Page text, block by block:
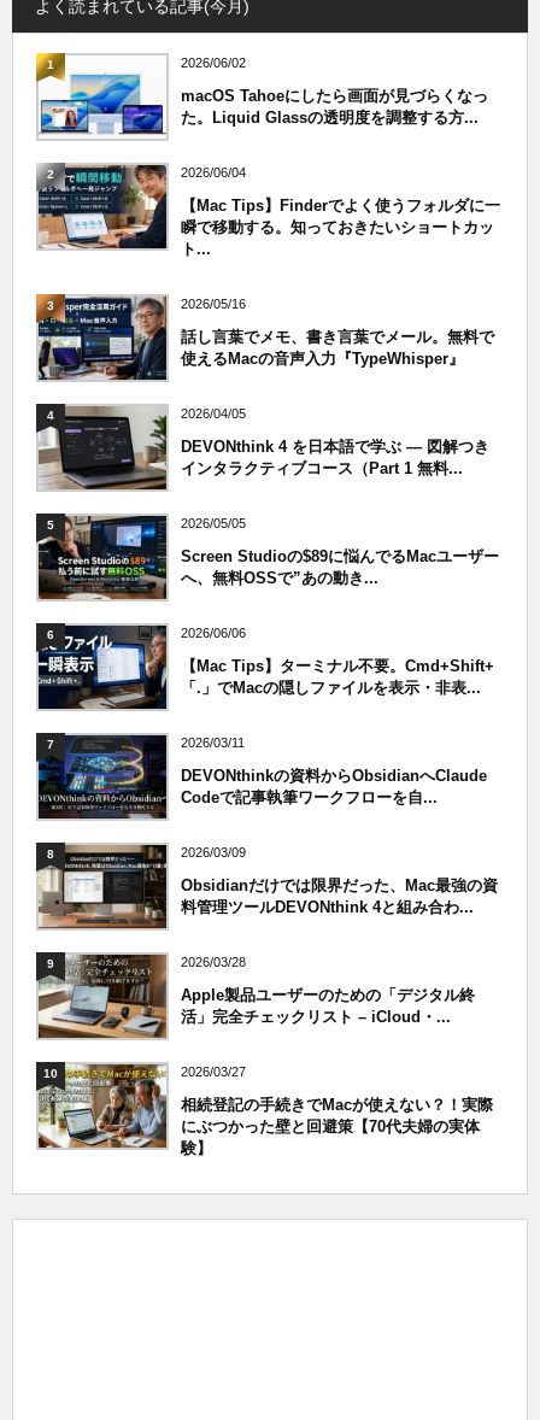
よく読まれている記事(今月)
1 2026/06/02
macOS Tahoeにしたら画面が見づらくなっ
た。Liquid Glassの透明度を調整する方...
2 2026/06/04
【Mac Tips】Finderでよく使うフォルダに一
瞬で移動する。知っておきたいショートカッ
ト...
3 2026/05/16
話し言葉でメモ、書き言葉でメール。無料で
使えるMacの音声入力『TypeWhisper』
4 2026/04/05
DEVONthink 4 を日本語で学ぶ — 図解つき
インタラクティブコース（Part 1 無料...
5 2026/05/05
Screen Studioの$89に悩んでるMacユーザー
へ、無料OSSで”あの動き...
6 2026/06/06
【Mac Tips】ターミナル不要。Cmd+Shift+
「.」でMacの隠しファイルを表示・非表...
7 2026/03/11
DEVONthinkの資料からObsidianへClaude
Codeで記事執筆ワークフローを自...
8 2026/03/09
Obsidianだけでは限界だった、Mac最強の資
料管理ツールDEVONthink 4と組み合わ...
9 2026/03/28
Apple製品ユーザーのための「デジタル終
活」完全チェックリスト – iCloud・...
10 2026/03/27
相続登記の手続きでMacが使えない？！実際
にぶつかった壁と回避策【70代夫婦の実体
験】